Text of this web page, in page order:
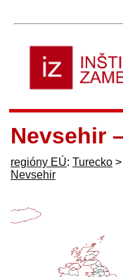
Nevsehir
regióny EÚ: Turecko >
Nevsehir